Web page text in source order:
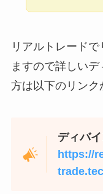
リアルトレード
ますので詳しい
方は以下のリンク
ディバ
https://